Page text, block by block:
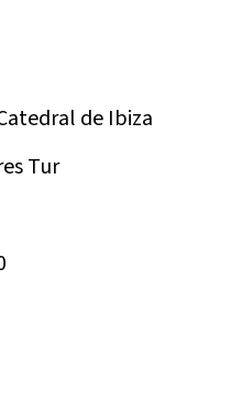
de Ibiza
Tur